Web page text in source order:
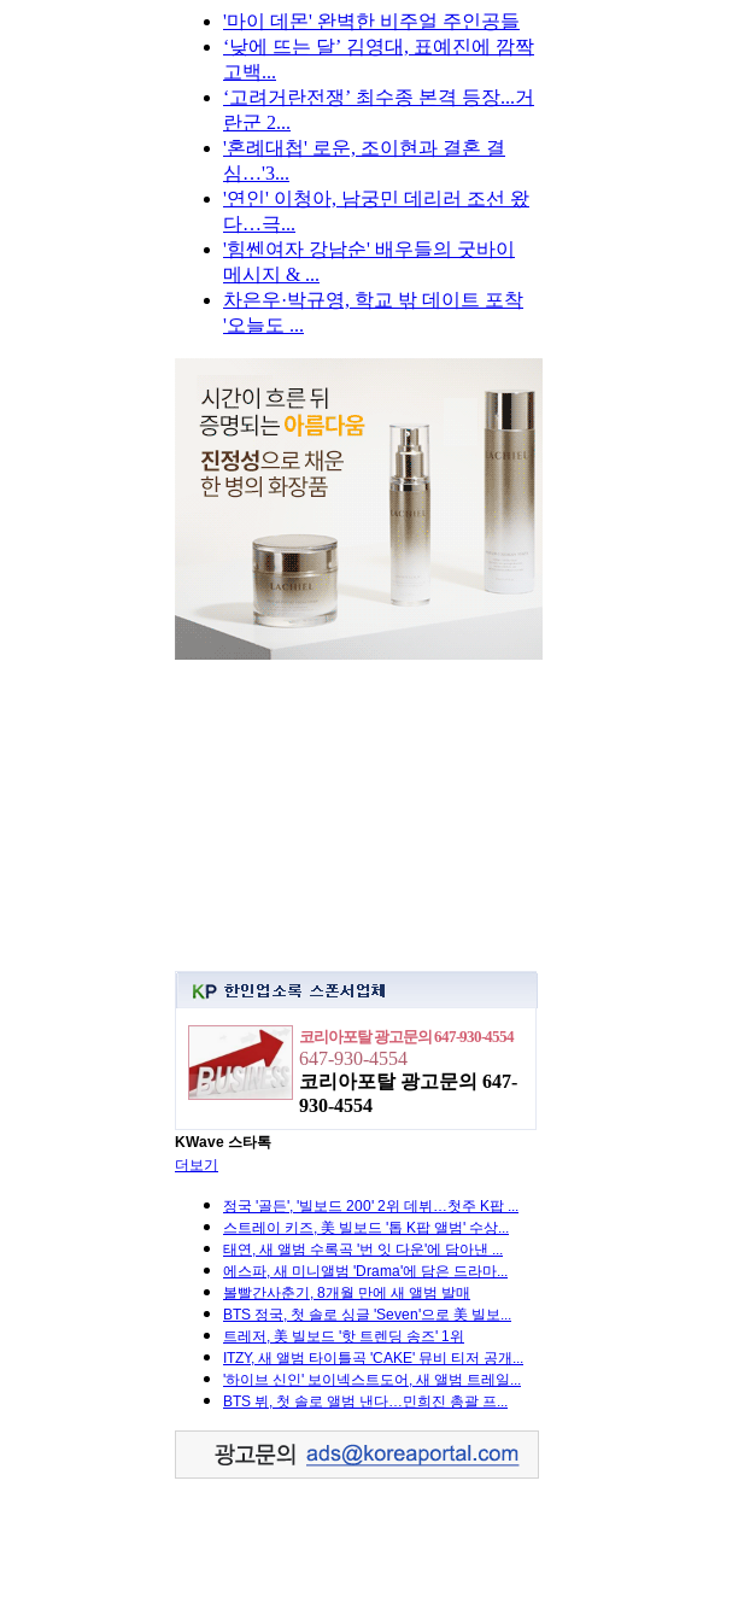
'마이 데몬' 완벽한 비주얼 주인공들
‘낮에 뜨는 달’ 김영대, 표예진에 깜짝
고백...
‘고려거란전쟁’ 최수종 본격 등장...거
란군 2...
'혼례대첩' 로운, 조이현과 결혼 결
심…'3...
'연인' 이청아, 남궁민 데리러 조선 왔
다…극...
'힘쎈여자 강남순' 배우들의 굿바이
메시지 & ...
차은우·박규영, 학교 밖 데이트 포착
'오늘도 ...
코리아포탈 광고문의 647-930-4554
647-930-4554
코리아포탈 광고문의 647-
930-4554
KWave 스타톡
더보기
정국 '골든', '빌보드 200' 2위 데뷔…첫주 K팝 ...
스트레이 키즈, 美 빌보드 '톱 K팝 앨범' 수상...
태연, 새 앨범 수록곡 '번 잇 다운'에 담아낸 ...
에스파, 새 미니앨범 'Drama'에 담은 드라마...
볼빨간사춘기, 8개월 만에 새 앨범 발매
BTS 정국, 첫 솔로 싱글 'Seven'으로 美 빌보...
트레저, 美 빌보드 '핫 트렌딩 송즈' 1위
ITZY, 새 앨범 타이틀곡 'CAKE' 뮤비 티저 공개...
'하이브 신인' 보이넥스트도어, 새 앨범 트레일...
BTS 뷔, 첫 솔로 앨범 낸다…민희진 총괄 프...